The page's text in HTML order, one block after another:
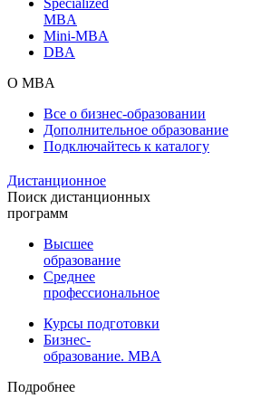
MBA
Mini-MBA
DBA
О MBA
Все о бизнес-образовании
Дополнительное образование
Подключайтесь к каталогу
Дистанционное
Поиск дистанционных
программ
Высшее
образование
Среднее
профессиональное
Курсы подготовки
Бизнес-
образование. MBA
Подробнее